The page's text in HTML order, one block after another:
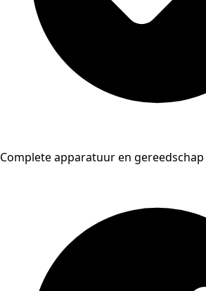
Complete apparatuur en gereedschap